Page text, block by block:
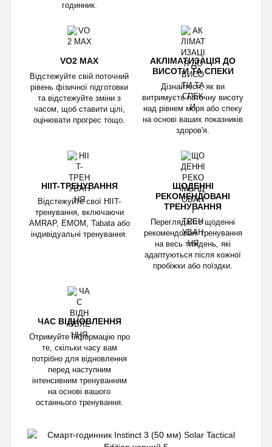
годинник.
VO2 MAX
Відстежуйте свій поточний
рівень фізичної підготовки
та відстежуйте зміни з
часом, щоб ставити цілі,
оцінювати прогрес тощо.
АКЛІМАТИЗАЦІЯ ДО
ВИСОТИ ТА СПЕКИ
Дізнайтеся, як ви
витримуєте поточну висоту
над рівнем моря або спеку
на основі ваших показників
здоров'я.
HIIT-ТРЕНУВАННЯ
Відстежуйте свої HIIT-
тренування, включаючи
AMRAP, EMOM, Tabata або
індивідуальні тренування.
ЩОДЕННІ
РЕКОМЕНДОВАНІ
ТРЕНУВАННЯ
Переглядайте щоденні
рекомендовані тренування
на весь тиждень, які
адаптуються після кожної
пробіжки або поїздки.
ЧАС ВІДНОВЛЕННЯ
Отримуйте інформацію про
те, скільки часу вам
потрібно для відновлення
перед наступним
інтенсивним тренуванням
на основі вашого
останнього тренування.